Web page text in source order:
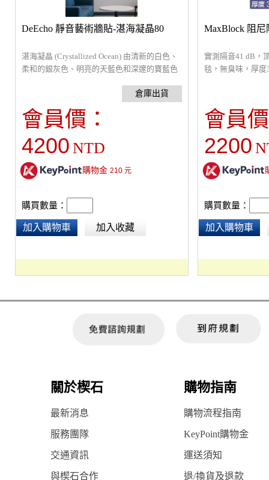
DeEcho 靜音藝術牆貼-湛海凝晶80
湛海凝晶 (Crystallized Ocean) 由清新的白色、
柔和的銀灰色、明亮的天藍色和深邃的寶藍色
層次感的視覺效果。傳達一種清澈、純粹而又
富有深度的海洋意境，如同將海洋的精華凝結
成藝術品般的美感。適合用於居家空間、辦公
cm，可依需要自行改變排列組合。
會員價：
4200 NTD
購物金 210元
購買數量：
加入購物車 加入收藏
MaxBlock 阻尼
實測隔音41 dB，
毯，無臭味，厚度
可用於牆體、地
影片及分頻隔音
會員
2200
購買數量：
加入購物車
關於楔石 購物指南
最新消息 購物流程指南
服務團隊 KeyPoint購物金
交通資訊 運送須知
與楔石合作 退/換貨及退款